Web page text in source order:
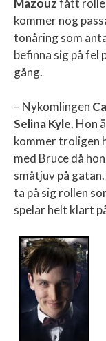
kommer nog
tonåring som
befinna sig på fel
gång.
– Nykomlingen
Selina Kyle. Hon
kommer troligen
med Bruce då
småtjuv på
ta på sig rollen
spelar helt klart